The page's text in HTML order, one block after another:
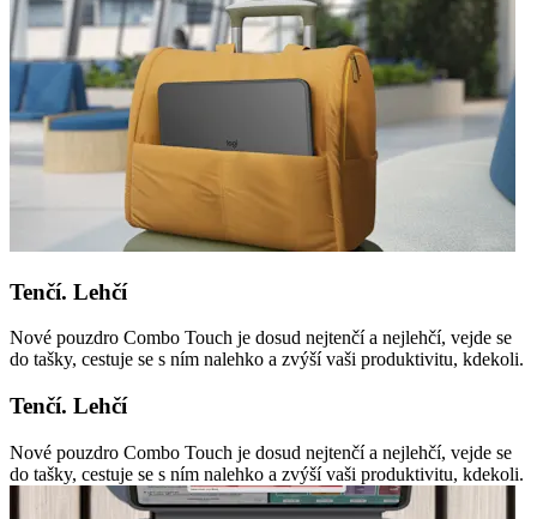
Tenčí. Lehčí
Nové pouzdro Combo Touch je dosud nejtenčí a nejlehčí, vejde se
do tašky, cestuje se s ním nalehko a zvýší vaši produktivitu, kdekoli.
Tenčí. Lehčí
Nové pouzdro Combo Touch je dosud nejtenčí a nejlehčí, vejde se
do tašky, cestuje se s ním nalehko a zvýší vaši produktivitu, kdekoli.